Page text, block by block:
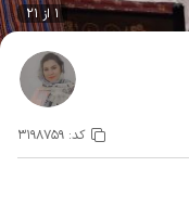
1 از 21
کد: 3198759